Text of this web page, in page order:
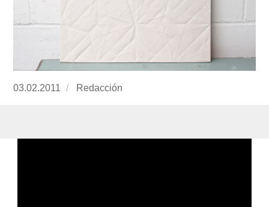
Publicado
03.02.2011 https://www.experimenta.es/author/redaccion/
Redacción